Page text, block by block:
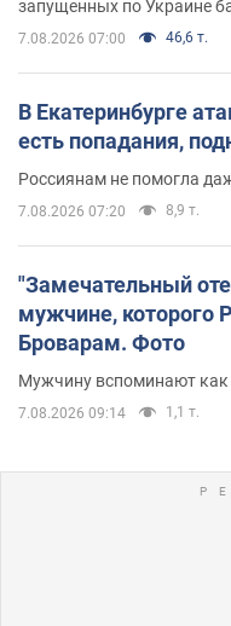
запущенных по Украине
7.08.2026 07:00 46,6 т.
В Екатеринбурге
есть попадания,
Россиянам не помогла
7.08.2026 07:20 8,9 т.
"Замечательный
мужчине, которого
Броварам. Фото
Мужчину вспоминают как
7.08.2026 09:14 1,1 т.